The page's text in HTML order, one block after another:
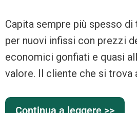
Capita sempre più spesso
per nuovi infissi con prezzi
economici gonfiati e quasi
valore. Il cliente che si trova
Continua a leggere >>